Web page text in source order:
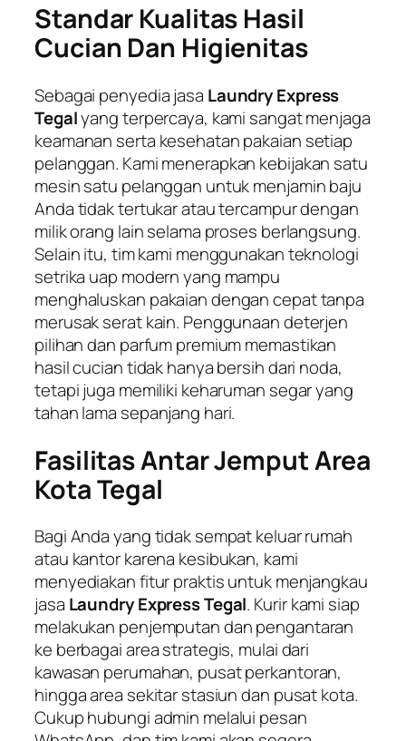
Standar Kualitas Hasil
Cucian Dan Higienitas
Sebagai penyedia jasa Laundry Express
Tegalyang terpercaya, kami sangat menjaga
keamanan serta kesehatan pakaian setiap
pelanggan. Kami menerapkan kebijakan satu
mesin satu pelanggan untuk menjamin baju
Anda tidak tertukar atau tercampur dengan
milik orang lain selama proses berlangsung.
Selain itu, tim kami menggunakan teknologi
setrika uap modern yang mampu
menghaluskan pakaian dengan cepat tanpa
merusak serat kain. Penggunaan deterjen
pilihan dan parfum premium memastikan
hasil cucian tidak hanya bersih dari noda,
tetapi juga memiliki keharuman segar yang
tahan lama sepanjang hari.
Fasilitas Antar Jemput Area
Kota Tegal
Bagi Anda yang tidak sempat keluar rumah
atau kantor karena kesibukan, kami
menyediakan fitur praktis untuk menjangkau
jasa Laundry Express Tegal. Kurir kami siap
melakukan penjemputan dan pengantaran
ke berbagai area strategis, mulai dari
kawasan perumahan, pusat perkantoran,
hingga area sekitar stasiun dan pusat kota.
Cukup hubungi admin melalui pesan